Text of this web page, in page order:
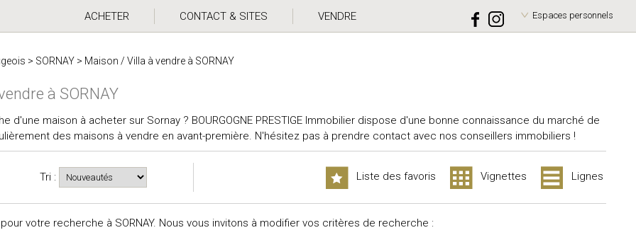
Espaces personnels
ACHETER CONTACT & SITES VENDRE
> SORNAY > Maison / Villa à vendre à SORNAY
à SORNAY
d'une maison à acheter sur Sornay ? BOURGOGNE PRESTIGE Immobilier dispose d'une bonne connaissance du marché de
des maisons à vendre en avant-première. N'hésitez pas à prendre contact avec nos conseillers immobiliers !
Tri : Liste des favoris Vignettes Lignes
votre recherche à SORNAY. Nous vous invitons à modifier vos critères de recherche :